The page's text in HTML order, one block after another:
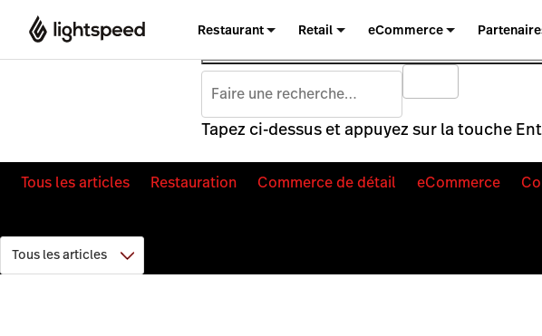
Restaurant Retail eCommerce
Tapez ci-dessus et appuyez sur la touche
Tous les articles Restauration Commerce de détail eCommerce